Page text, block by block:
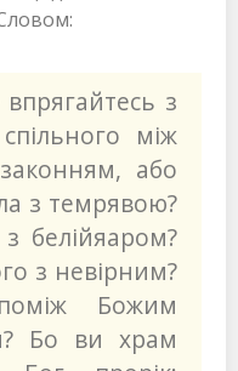
з
між
або
з темрявою?
белійяаром?
з невірним?
Божим
Бо ви храм